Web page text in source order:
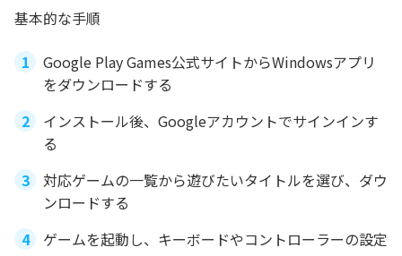
基本的な手順
Google Play Games公式サイトからWindowsアプリ
をダウンロードする
インストール後、Googleアカウントでサインインす
る
対応ゲームの一覧から遊びたいタイトルを選び、ダウ
ンロードする
ゲームを起動し、キーボードやコントローラーの設定